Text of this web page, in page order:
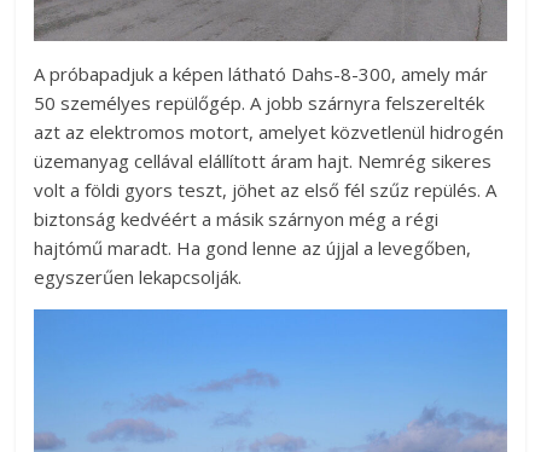
A próbapadjuk a képen látható Dahs-8-300, amely már
50 személyes repülőgép. A jobb szárnyra felszerelték
azt az elektromos motort, amelyet közvetlenül hidrogén
üzemanyag cellával elállított áram hajt. Nemrég sikeres
volt a földi gyors teszt, jöhet az első fél szűz repülés. A
biztonság kedvéért a másik szárnyon még a régi
hajtómű maradt. Ha gond lenne az újjal a levegőben,
egyszerűen lekapcsolják.